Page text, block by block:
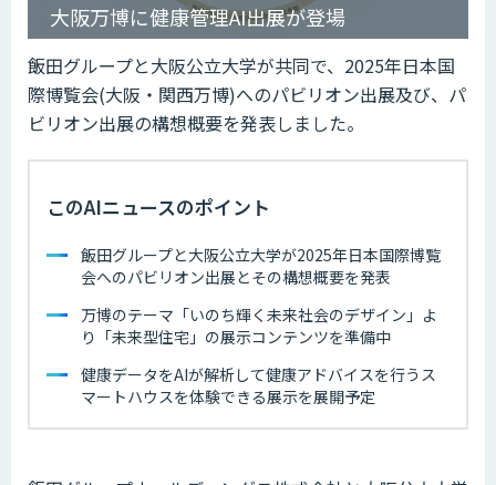
大阪万博に健康管理AI出展が登場
飯田グループと大阪公立大学が共同で、2025年日本国
際博覧会(大阪・関西万博)へのパビリオン出展及び、パ
ビリオン出展の構想概要を発表しました。
このAIニュースのポイント
飯田グループと大阪公立大学が2025年日本国際博覧
会へのパビリオン出展とその構想概要を発表
万博のテーマ「いのち輝く未来社会のデザイン」よ
り「未来型住宅」の展示コンテンツを準備中
健康データをAIが解析して健康アドバイスを行うス
マートハウスを体験できる展示を展開予定